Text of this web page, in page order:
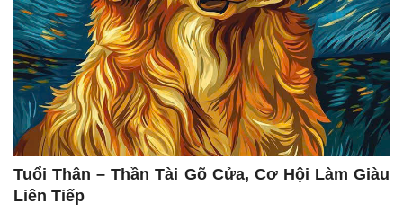
Tuổi Thân – Thần Tài Gõ Cửa, Cơ Hội Làm Giàu
Liên Tiếp